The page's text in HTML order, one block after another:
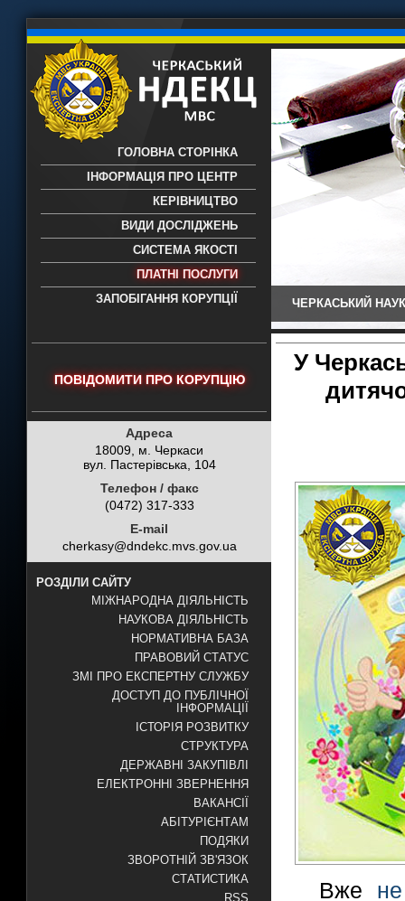
науково-дослідний експертно-
- проведення всих видів судових
експертиз
ГОЛОВНА СТОРІНКА
ІНФОРМАЦІЯ ПРО ЦЕНТР
КЕРІВНИЦТВО
ВИДИ ДОСЛІДЖЕНЬ
СИСТЕМА ЯКОСТІ
ПЛАТНІ ПОСЛУГИ
ЗАПОБІГАННЯ КОРУПЦІЇ
ЧЕРКАСЬКИЙ
ПОВІДОМИТИ ПРО КОРУПЦІЮ
Адреса
18009, м. Черкаси
вул. Пастерівська, 104
Телефон / факс
(0472) 317-333
E-mail
cherkasy@dndekc.mvs.gov.ua
РОЗДІЛИ САЙТУ
МІЖНАРОДНА ДІЯЛЬНІСТЬ
НАУКОВА ДІЯЛЬНІСТЬ
НОРМАТИВНА БАЗА
ПРАВОВИЙ СТАТУС
ЗМІ ПРО ЕКСПЕРТНУ СЛУЖБУ
ДОСТУП ДО ПУБЛІЧНОЇ
ІНФОРМАЦІЇ
ІСТОРІЯ РОЗВИТКУ
СТРУКТУРА
ДЕРЖАВНІ ЗАКУПІВЛІ
ЕЛЕКТРОННІ ЗВЕРНЕННЯ
ВАКАНСІЇ
АБІТУРІЄНТАМ
ПОДЯКИ
ЗВОРОТНІЙ ЗВ'ЯЗОК
СТАТИСТИКА
RSS
У
Вже